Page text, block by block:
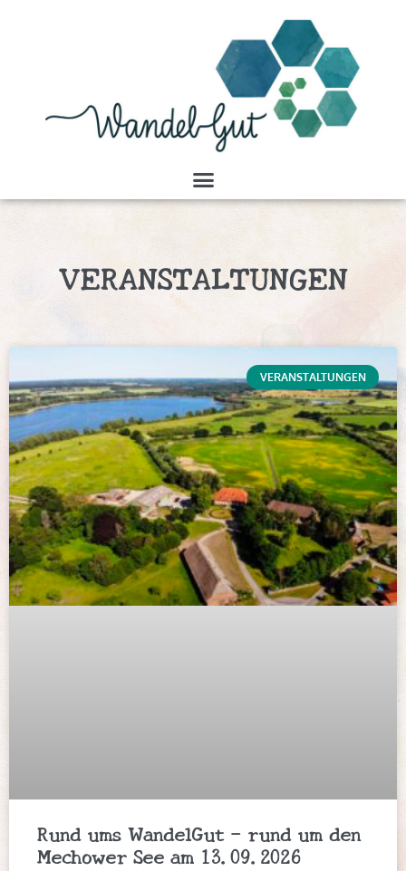
VERANSTALTUNGEN
VERANSTALTUNGEN
Rund ums WandelGut – rund um den
Mechower See am 13.09.2026